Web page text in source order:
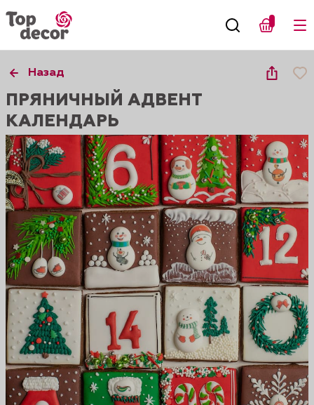
Назад
ПРЯНИЧНЫЙ АДВЕНТ
КАЛЕНДАРЬ